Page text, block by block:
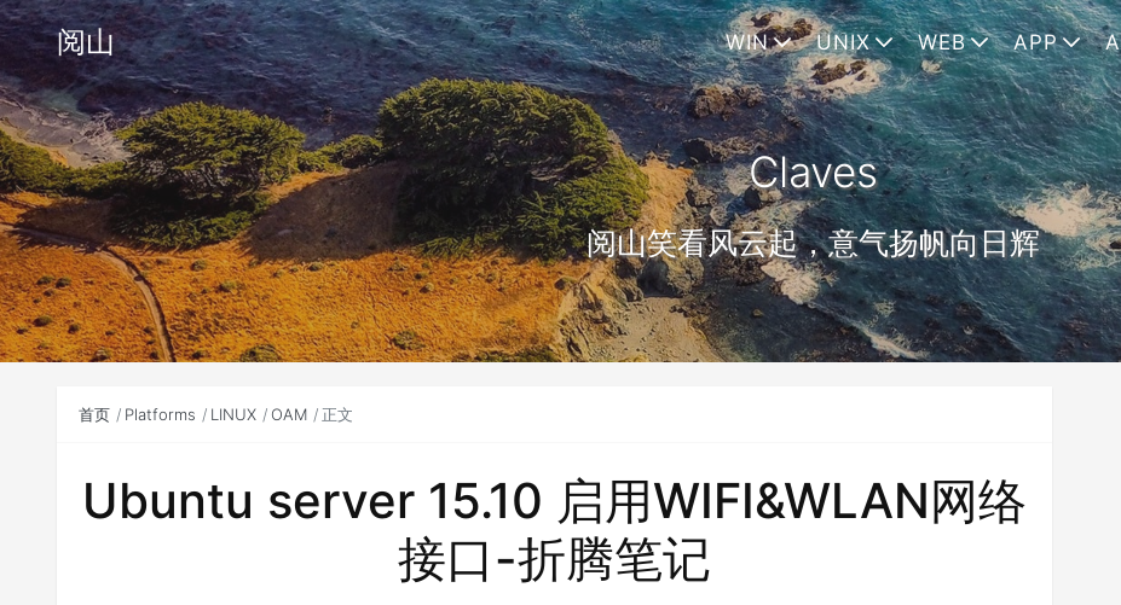
阅山 WIN UNIX WEB APP
Claves
阅山笑看风云起，意气扬帆向日辉
首页 Platforms LINUX OAM 正文
Ubuntu server 15.10 启用WIFI&WLAN网络
接口-折腾笔记